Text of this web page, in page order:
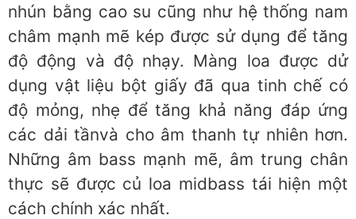
nhún bằng cao su cũng như hệ thống nam
châm mạnh mẽ kép được sử dụng để tăng
độ động và độ nhạy. Màng loa được dử
dụng vật liệu bột giấy đã qua tinh chế có
độ mỏng, nhẹ để tăng khả năng đáp ứng
các dải tầnvà cho âm thanh tự nhiên hơn.
Những âm bass mạnh mẽ, âm trung chân
thực sẽ được củ loa midbass tái hiện một
cách chính xác nhất.